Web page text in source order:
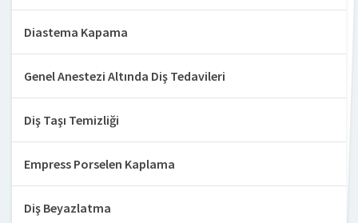
Diastema Kapama
Genel Anestezi Altında Diş Tedavileri
Diş Taşı Temizliği
Empress Porselen Kaplama
Diş Beyazlatma